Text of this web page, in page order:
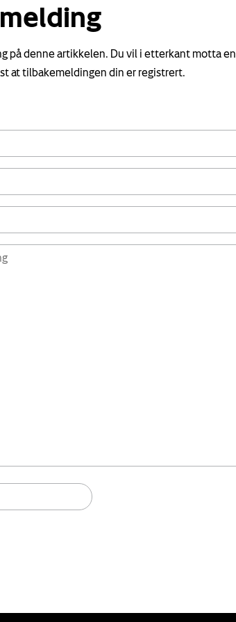
på denne artikkelen. Du vil i etterkant motta en
at tilbakemeldingen din er registrert.